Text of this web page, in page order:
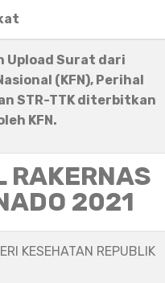
Upload Surat dari
(KFN), Perihal
STR-TTK diterbitkan
KFN.
RAKERNAS
2021
KESEHATAN REPUBLIK